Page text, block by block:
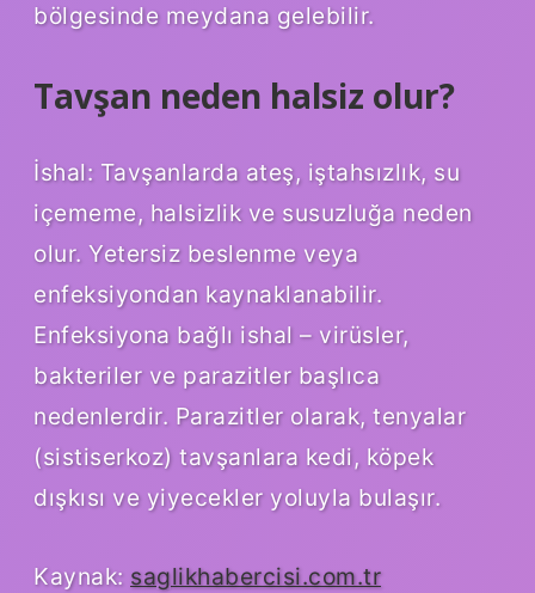
bölgesinde meydana gelebilir.
Tavşan neden halsiz olur?
İshal: Tavşanlarda ateş, iştahsızlık, su
içememe, halsizlik ve susuzluğa neden
olur. Yetersiz beslenme veya
enfeksiyondan kaynaklanabilir.
Enfeksiyona bağlı ishal – virüsler,
bakteriler ve parazitler başlıca
nedenlerdir. Parazitler olarak, tenyalar
(sistiserkoz) tavşanlara kedi, köpek
dışkısı ve yiyecekler yoluyla bulaşır.
Kaynak: saglikhabercisi.com.tr